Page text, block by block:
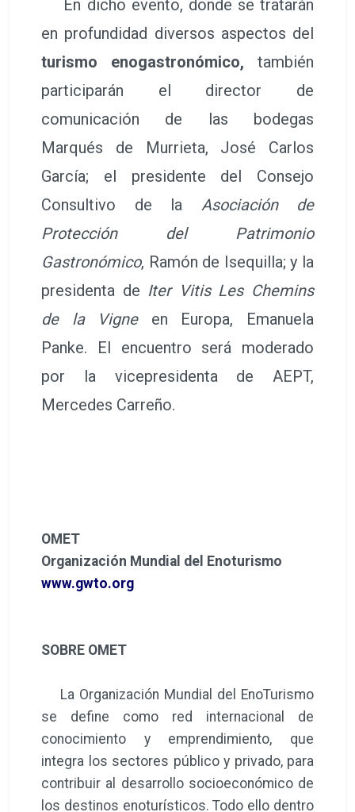
En dicho evento, donde se tratarán
en profundidad diversos aspectos del
turismo enogastronómico, también
participarán el director de
comunicación de las bodegas
Marqués de Murrieta, José Carlos
García; el presidente del Consejo
Consultivo de la Asociación de
Protección del Patrimonio
Gastronómico, Ramón de Isequilla; y la
presidenta de Iter Vitis Les Chemins
de la Vigneen Europa, Emanuela
Panke. El encuentro será moderado
por la vicepresidenta de AEPT,
Mercedes Carreño.
OMET
Organización Mundial del Enoturismo
www.gwto.org
SOBRE OMET
La Organización Mundial del EnoTurismo
se define como red internacional de
conocimiento y emprendimiento, que
integra los sectores público y privado, para
contribuir al desarrollo socioeconómico de
los destinos enoturísticos. Todo ello dentro